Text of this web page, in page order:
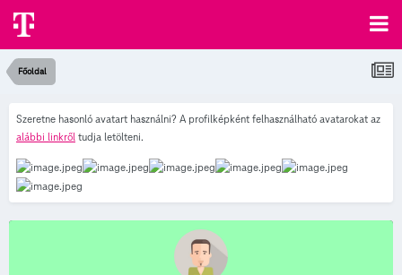
Főoldal
Szeretne hasonló avatart használni? A profilképként felhasználható avatarokat az
alábbi linkről tudja letölteni.